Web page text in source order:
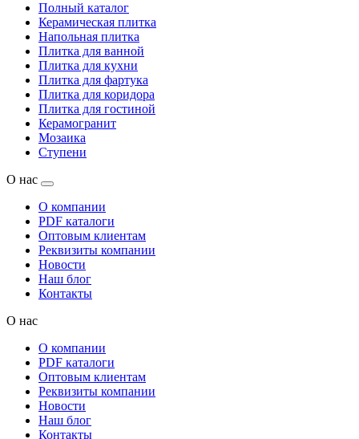
Полный каталог
Керамическая плитка
Напольная плитка
Плитка для ванной
Плитка для кухни
Плитка для фартука
Плитка для коридора
Плитка для гостиной
Керамогранит
Мозаика
Ступени
О нас
О компании
PDF каталоги
Оптовым клиентам
Реквизиты компании
Новости
Наш блог
Контакты
О нас
О компании
PDF каталоги
Оптовым клиентам
Реквизиты компании
Новости
Наш блог
Контакты